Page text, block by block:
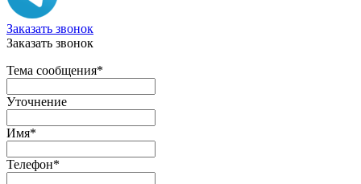
Заказать звонок
Заказать звонок
Тема сообщения*
Уточнение
Имя*
Телефон*